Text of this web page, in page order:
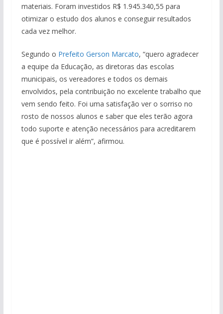
materiais. Foram investidos R$ 1.945.340,55 para
otimizar o estudo dos alunos e conseguir resultados
cada vez melhor.
Segundo o Prefeito Gerson Marcato, “quero agradecer
a equipe da Educação, as diretoras das escolas
municipais, os vereadores e todos os demais
envolvidos, pela contribuição no excelente trabalho que
vem sendo feito. Foi uma satisfação ver o sorriso no
rosto de nossos alunos e saber que eles terão agora
todo suporte e atenção necessários para acreditarem
que é possível ir além”, afirmou.